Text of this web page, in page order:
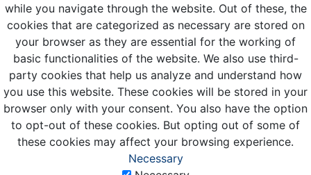
while you navigate through the website. Out of these, the
cookies that are categorized as necessary are stored on
your browser as they are essential for the working of
basic functionalities of the website. We also use third-
party cookies that help us analyze and understand how
you use this website. These cookies will be stored in your
browser only with your consent. You also have the option
to opt-out of these cookies. But opting out of some of
these cookies may affect your browsing experience.
Necessary